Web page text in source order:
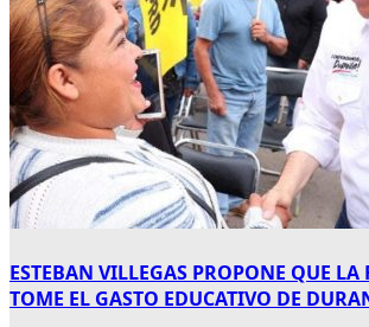
ESTEBAN VILLEGAS PROPONE QUE LA
TOME EL GASTO EDUCATIVO DE